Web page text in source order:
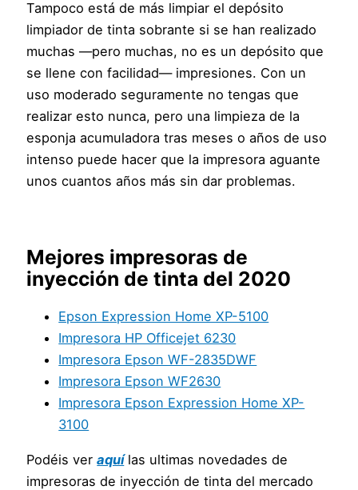
Tampoco está de más limpiar el depósito
limpiador de tinta sobrante si se han realizado
muchas —pero muchas, no es un depósito que
se llene con facilidad— impresiones. Con un
uso moderado seguramente no tengas que
realizar esto nunca, pero una limpieza de la
esponja acumuladora tras meses o años de uso
intenso puede hacer que la impresora aguante
unos cuantos años más sin dar problemas.
Mejores impresoras de
inyección de tinta del 2020
Epson Expression Home XP-5100
Impresora HP Officejet 6230
Impresora Epson WF-2835DWF
Impresora Epson WF2630
Impresora Epson Expression Home XP-
3100
Podéis veraquílas ultimas novedades de
impresoras de inyección de tinta del mercado